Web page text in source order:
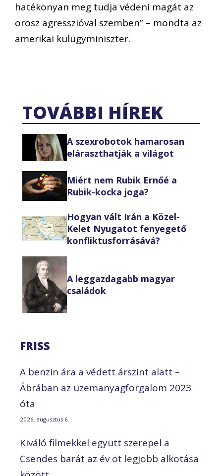
hatékonyan meg tudja védeni magát az
orosz agresszióval szemben” – mondta az
amerikai külügyminiszter.
TOVÁBBI HÍREK
A szexrobotok hamarosan
eláraszthatják a világot
Miért nem Rubik Ernőé a
Rubik-kocka joga?
Hogyan vált Irán a Közel-
Kelet Nyugatot fenyegető
konfliktusforrásává?
A leggazdagabb magyar
családok
FRISS
A benzin ára a védett árszint alatt –
Ábrában az üzemanyagforgalom 2023
óta
2026. augusztus 6.
Kiváló filmekkel együtt szerepel a
Csendes barát az év öt legjobb alkotása